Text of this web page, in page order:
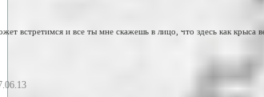
встретимся и все ты мне скажешь в лицо, что здесь как крыса